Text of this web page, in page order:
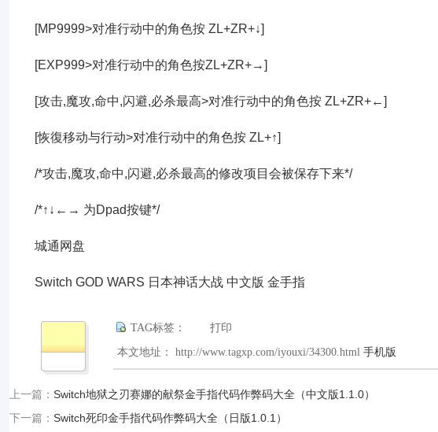
[MP9999>对准行动中的角色按 ZL+ZR+↓]
[EXP999>对准行动中的角色按ZL+ZR+→]
[攻击,魔攻,命中,闪避,必杀最高>对准行动中的角色按 ZL+ZR+←]
[恢復移动与行动>对准行动中的角色按 ZL+↑]
/*攻击,魔攻,命中,闪避,必杀最高的修改项目会被保存下来*/
/*↑↓←→ 为Dpad按键*/
城通网盘
Switch GOD WARS 日本神话大战 中文版 金手指
TAG标签： 打印
本文地址： http://www.tagxp.com/iyouxi/34300.html 手机版
上一篇： Switch地狱之刃赛娜的献祭金手指代码作弊码大全（中文版1.1.0）
下一篇： Switch死印金手指代码作弊码大全（日版1.0.1）